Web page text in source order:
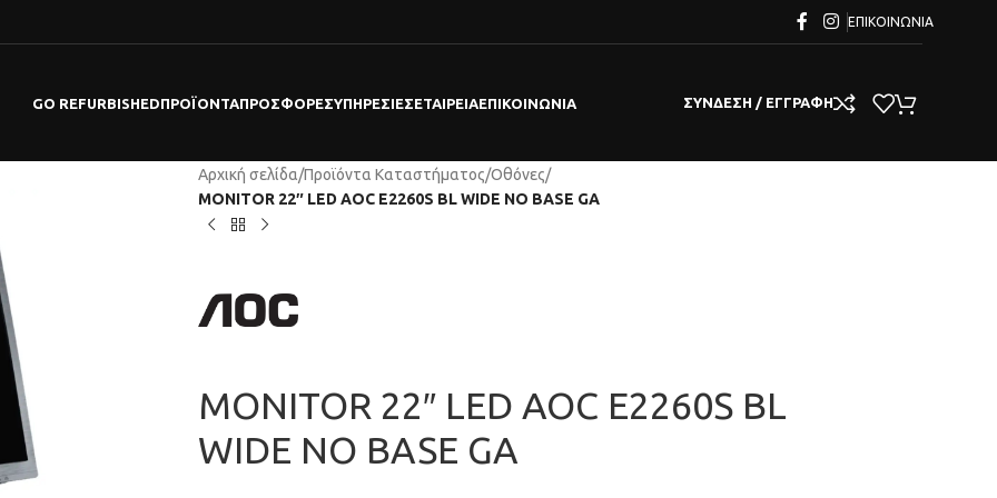
ΕΠΙΚΟΙΝΩΝΊΑ
GO REFURBISHEDΠΡΟΪΌΝΤΑΠΡΟΣΦΟΡΕΣΥΠΗΡΕΣΊΕΣΕΤΑΙΡΕΊΑΕΠΙΚΟΙΝΩΝΊΑ ΣΎΝΔΕΣΗ / ΕΓΓΡΑΦΉ
Αρχική σελίδα/Προϊόντα Καταστήματος/Οθόνες/
MONITOR 22″ LED AOC E2260S BL WIDE NO BASE GA
MONITOR 22″ LED AOC E2260S BL
WIDE NO BASE GA